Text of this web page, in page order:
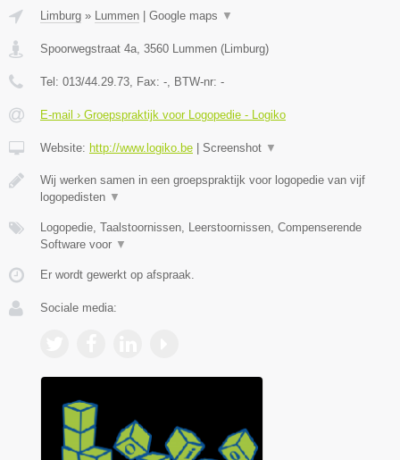
Limburg » Lummen Google maps ▼
Spoorwegstraat 4a, 3560 Lummen (Limburg)
Tel: 013/44.29.73, Fax: -, BTW-nr: -
E-mail › Groepspraktijk voor Logopedie - Logiko
Website: http://www.logiko.be Screenshot ▼
Wij werken samen in een groepspraktijk voor logopedie van vijf
logopedisten ▼
Logopedie, Taalstoornissen, Leerstoornissen, Compenserende
Software voor ▼
Er wordt gewerkt op afspraak.
Sociale media: